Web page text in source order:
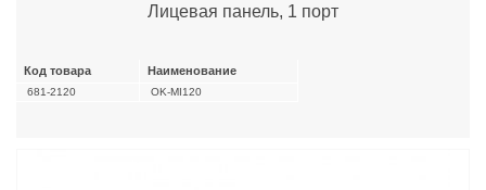
Лицевая панель, 1 порт
Код товара Наименование
681-2120 OK-MI120